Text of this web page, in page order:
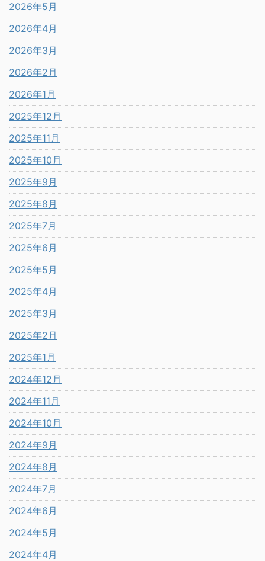
2026年5月
2026年4月
2026年3月
2026年2月
2026年1月
2025年12月
2025年11月
2025年10月
2025年9月
2025年8月
2025年7月
2025年6月
2025年5月
2025年4月
2025年3月
2025年2月
2025年1月
2024年12月
2024年11月
2024年10月
2024年9月
2024年8月
2024年7月
2024年6月
2024年5月
2024年4月